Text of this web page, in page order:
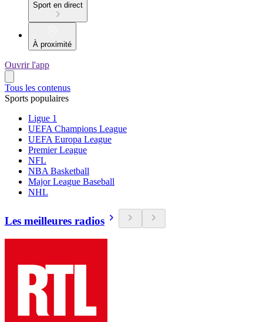
Sport en direct
À proximité
Ouvrir l'app
Tous les contenus
Sports populaires
Ligue 1
UEFA Champions League
UEFA Europa League
Premier League
NFL
NBA Basketball
Major League Baseball
NHL
Les meilleures radios